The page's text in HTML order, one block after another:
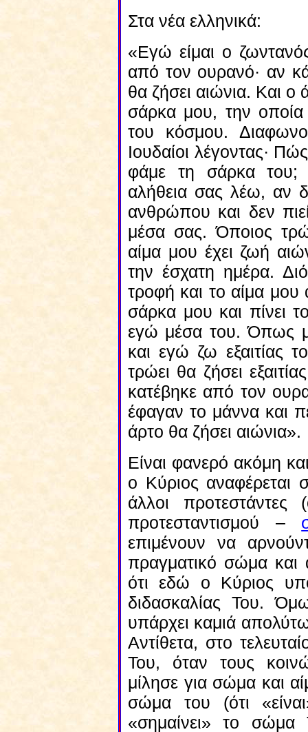
Στα νέα ελληνικά:
«Εγώ είμαι ο
από τον ουρανό· αν
θα ζήσει αιώνια. Και
σάρκα μου, την
του κόσμου.
Ιουδαίοι λέγοντας·
φάμε τη σάρκα του;
αλήθεια σας λέω, αν
ανθρώπου και δεν
μέσα σας. Όποιος
αίμα μου έχει ζωή
την έσχατη ημέρα.
τροφή και το αίμα
σάρκα μου και πίνει
εγώ μέσα του. Όπως
και εγώ ζω εξαιτίας
τρώει θα ζήσει
κατέβηκε από τον
έφαγαν το μάννα και
άρτο θα ζήσει αιώνια».
Είναι φανερό ακόμη
ο Κύριος αναφέρεται
άλλοι προτεστάντες
προτεσταντισμού –
επιμένουν να
πραγματικό σώμα και
ότι εδώ ο Κύριος
διδασκαλίας Του.
υπάρχει καμιά
Αντίθετα, στο
Του, όταν τους
μίλησε για σώμα και
σώμα του (ότι
«σημαίνει» το